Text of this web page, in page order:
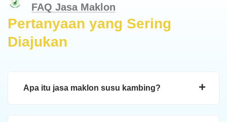
FAQ Jasa Maklon
Pertanyaan yang Sering
Diajukan
Apa itu jasa maklon susu kambing?